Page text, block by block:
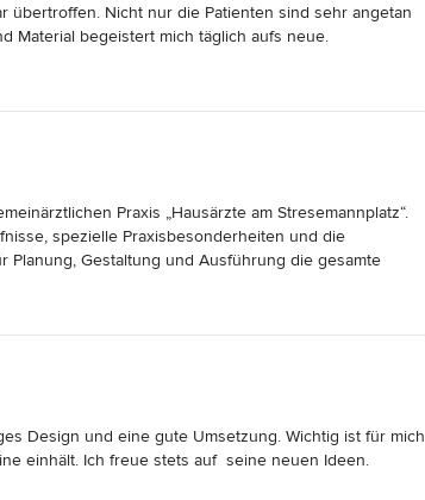
Nicht nur die Patienten sind sehr angetan
Material begeistert mich täglich aufs neue.
Kommunikation, Fotographie und
außergewöhnliches, modernes Design, fachliche
eine angenehme, entspannte und professionelle
Praxis „Hausärzte am Stresemannplatz“.
spezielle Praxisbesonderheiten und die
Planung, Gestaltung und Ausführung die gesamte
Wir vertrauten seinem wachen Auge für
Akzente wurden spielerisch mit modernem
und den Internetauftritt im Einklang zueinander neu
nur empfehlen.
Design und eine gute Umsetzung. Wichtig ist für mich
einhält. Ich freue stets auf  seine neuen Ideen.